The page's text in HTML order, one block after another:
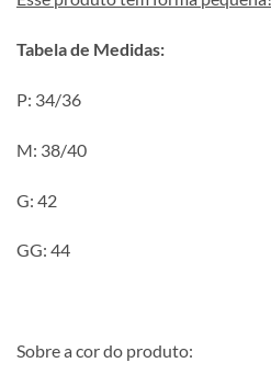
Tabela de Medidas:
P: 34/36
M: 38/40
G: 42
GG: 44
Sobre a cor do produto: